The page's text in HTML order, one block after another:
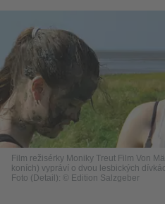
Film režisérky Moniky Treut Film Von
koních) vypráví o dvou lesbických
Foto (Detail): © Edition Salzgeber